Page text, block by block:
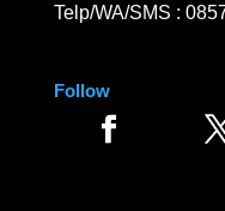
Telp/WA/SMS :
Follow